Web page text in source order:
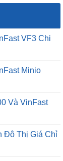
là:
VF3 Chi
Minio
Và VinFast
Đô Thị Giá Chỉ